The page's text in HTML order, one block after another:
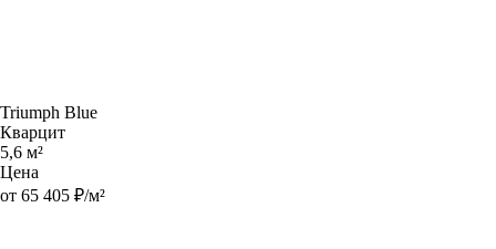
Triumph Blue
Кварцит
5,6 м²
Цена
от 65 405 ₽/м²